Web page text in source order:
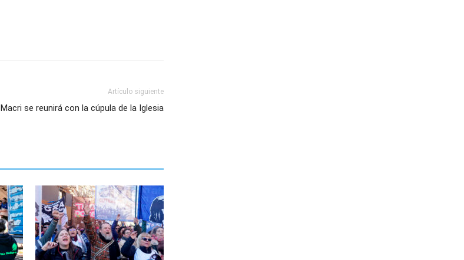
Artículo siguiente
Macri se reunirá con la cúpula de la Iglesia